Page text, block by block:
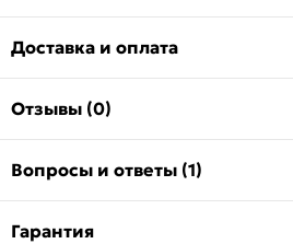
Доставка и оплата
Отзывы (0)
Вопросы и ответы (1)
Гарантия